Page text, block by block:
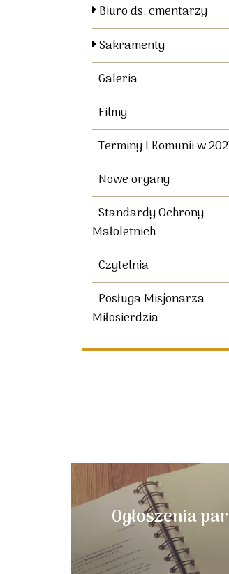
Biuro ds. cmentarzy
Sakramenty
Galeria
Filmy
Terminy I Komunii w
Nowe organy
Standardy Ochrony
Małoletnich
Czytelnia
Posługa Misjonarza
Miłosierdzia
Ogłoszenia